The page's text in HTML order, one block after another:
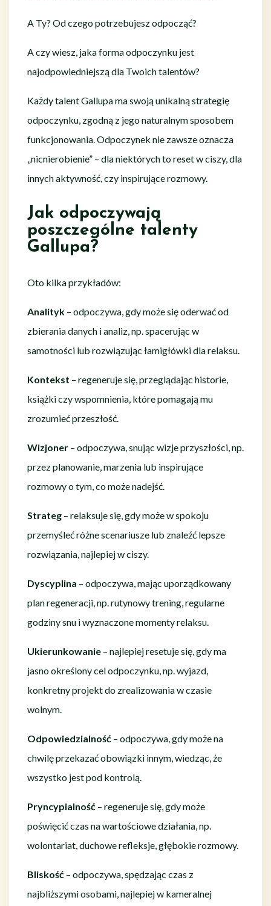
A Ty? Od czego potrzebujesz odpocząć?
A czy wiesz, jaka forma odpoczynku jest
najodpowiedniejszą dla Twoich talentów?
Każdy talent Gallupa ma swoją unikalną strategię
odpoczynku, zgodną z jego naturalnym sposobem
funkcjonowania. Odpoczynek nie zawsze oznacza
„nicnierobienie” – dla niektórych to reset w ciszy, dla
innych aktywność, czy inspirujące rozmowy.
Jak odpoczywają
poszczególne talenty
Gallupa?
Oto kilka przykładów:
Analityk – odpoczywa, gdy może się oderwać od
zbierania danych i analiz, np. spacerując w
samotności lub rozwiązując łamigłówki dla relaksu.
Kontekst – regeneruje się, przeglądając historie,
książki czy wspomnienia, które pomagają mu
zrozumieć przeszłość.
Wizjoner – odpoczywa, snując wizje przyszłości, np.
przez planowanie, marzenia lub inspirujące
rozmowy o tym, co może nadejść.
Strateg – relaksuje się, gdy może w spokoju
przemyśleć różne scenariusze lub znaleźć lepsze
rozwiązania, najlepiej w ciszy.
Dyscyplina – odpoczywa, mając uporządkowany
plan regeneracji, np. rutynowy trening, regularne
godziny snu i wyznaczone momenty relaksu.
Ukierunkowanie – najlepiej resetuje się, gdy ma
jasno określony cel odpoczynku, np. wyjazd,
konkretny projekt do zrealizowania w czasie
wolnym.
Odpowiedzialność – odpoczywa, gdy może na
chwilę przekazać obowiązki innym, wiedząc, że
wszystko jest pod kontrolą.
Pryncypialność – regeneruje się, gdy może
poświęcić czas na wartościowe działania, np.
wolontariat, duchowe refleksje, głębokie rozmowy.
Bliskość – odpoczywa, spędzając czas z
najbliższymi osobami, najlepiej w kameralnej